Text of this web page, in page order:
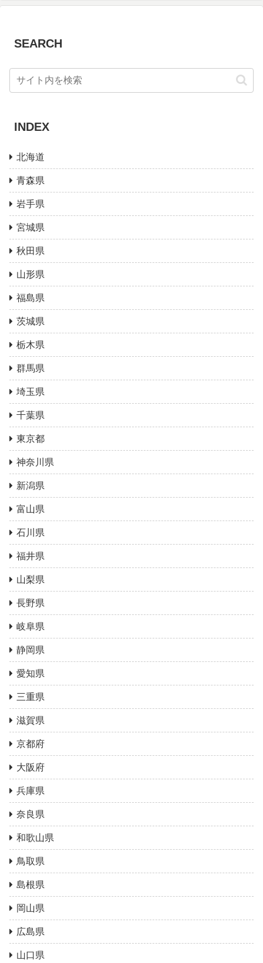
SEARCH
INDEX
北海道
青森県
岩手県
宮城県
秋田県
山形県
福島県
茨城県
栃木県
群馬県
埼玉県
千葉県
東京都
神奈川県
新潟県
富山県
石川県
福井県
山梨県
長野県
岐阜県
静岡県
愛知県
三重県
滋賀県
京都府
大阪府
兵庫県
奈良県
和歌山県
鳥取県
島根県
岡山県
広島県
山口県